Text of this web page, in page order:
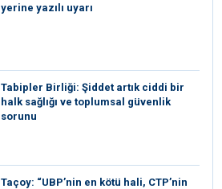
yerine yazılı uyarı
Tabipler Birliği: Şiddet artık ciddi bir
halk sağlığı ve toplumsal güvenlik
sorunu
Taçoy: “UBP’nin en kötü hali, CTP’nin